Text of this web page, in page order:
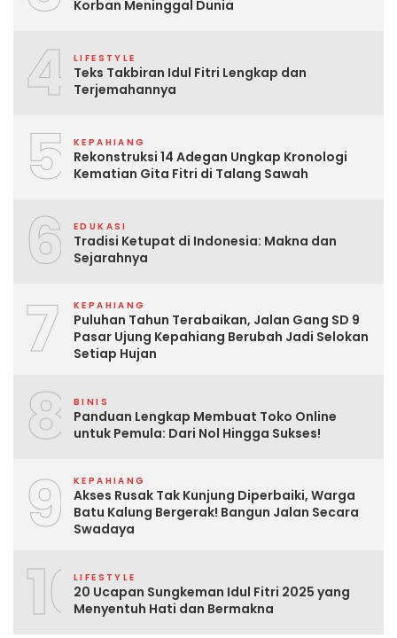
Korban Meninggal Dunia
4 LIFESTYLE
Teks Takbiran Idul Fitri Lengkap dan
Terjemahannya
5 KEPAHIANG
Rekonstruksi 14 Adegan Ungkap Kronologi
Kematian Gita Fitri di Talang Sawah
6 EDUKASI
Tradisi Ketupat di Indonesia: Makna dan
Sejarahnya
7 KEPAHIANG
Puluhan Tahun Terabaikan, Jalan Gang SD 9
Pasar Ujung Kepahiang Berubah Jadi Selokan
Setiap Hujan
8 BINIS
Panduan Lengkap Membuat Toko Online
untuk Pemula: Dari Nol Hingga Sukses!
9 KEPAHIANG
Akses Rusak Tak Kunjung Diperbaiki, Warga
Batu Kalung Bergerak! Bangun Jalan Secara
Swadaya
10LIFESTYLE
20 Ucapan Sungkeman Idul Fitri 2025 yang
Menyentuh Hati dan Bermakna